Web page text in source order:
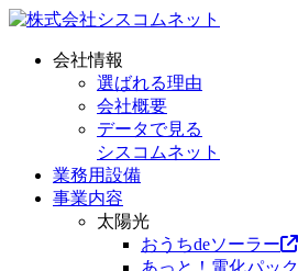
会社情報
選ばれる理由
会社概要
データで見る
シスコムネット
業務用設備
事業内容
太陽光
おうちdeソーラー
あっと！電化パック